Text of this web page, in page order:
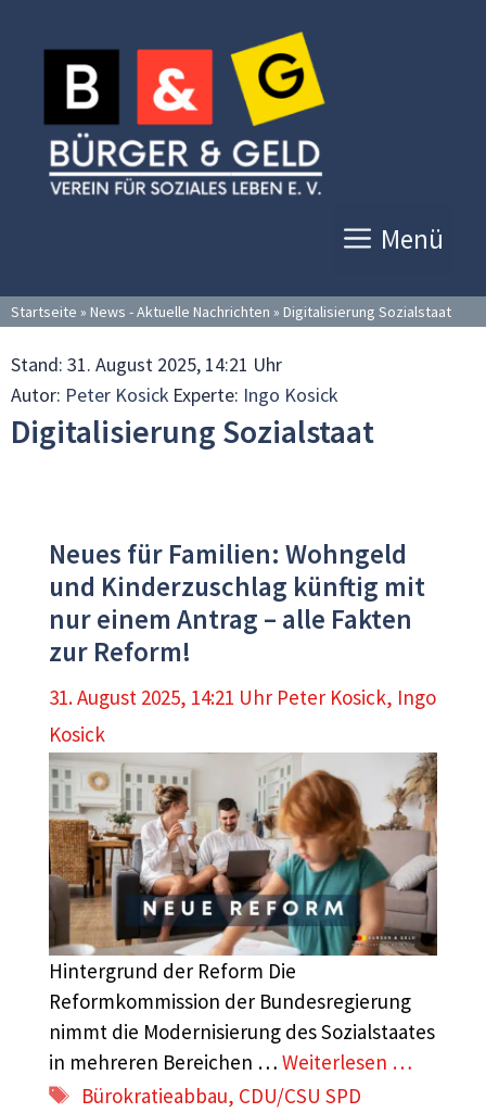
Inhalt
springen
Menü
Startseite » News - Aktuelle Nachrichten » Digitalisierung Sozialstaat
Stand: 31. August 2025, 14:21 Uhr
Autor: Peter Kosick Experte: Ingo Kosick
Digitalisierung Sozialstaat
Neues für Familien: Wohngeld
und Kinderzuschlag künftig mit
nur einem Antrag – alle Fakten
zur Reform!
31. August 2025, 14:21 Uhr Peter Kosick, Ingo
Kosick
Hintergrund der Reform Die
Reformkommission der Bundesregierung
nimmt die Modernisierung des Sozialstaates
in mehreren Bereichen … Weiterlesen …
Schlagwörter
Bürokratieabbau, CDU/CSU SPD